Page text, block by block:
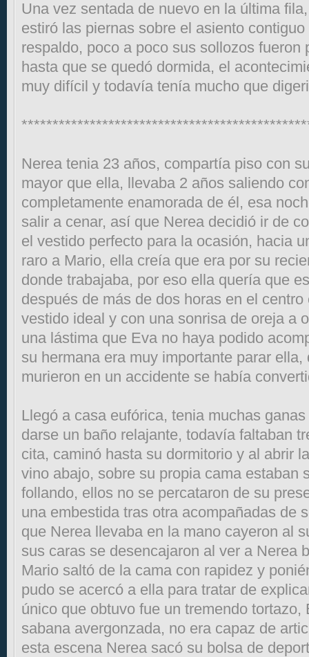
Una vez sentada de nuevo en la última
estiró las piernas sobre el asiento
respaldo, poco a poco sus sollozos fueron
hasta que se quedó dormida, el
muy difícil y todavía tenía mucho que
Nerea tenia 23 años, compartía piso con
mayor que ella, llevaba 2 años saliendo
completamente enamorada de él, esa
salir a cenar, así que Nerea decidió ir de
el vestido perfecto para la ocasión, hacia
raro a Mario, ella creía que era por su
donde trabajaba, por eso ella quería que
después de más de dos horas en el
vestido ideal y con una sonrisa de oreja a
una lástima que Eva no haya podido
su hermana era muy importante parar
murieron en un accidente se había
Llegó a casa eufórica, tenia muchas
darse un baño relajante, todavía faltaban
cita, caminó hasta su dormitorio y al abrir
vino abajo, sobre su propia cama estaban
follando, ellos no se percataron de su
una embestida tras otra acompañadas de
que Nerea llevaba en la mano cayeron al
sus caras se desencajaron al ver a Nerea
Mario saltó de la cama con rapidez y
pudo se acercó a ella para tratar de
único que obtuvo fue un tremendo tortazo,
sabana avergonzada, no era capaz de
esta escena Nerea sacó su bolsa de